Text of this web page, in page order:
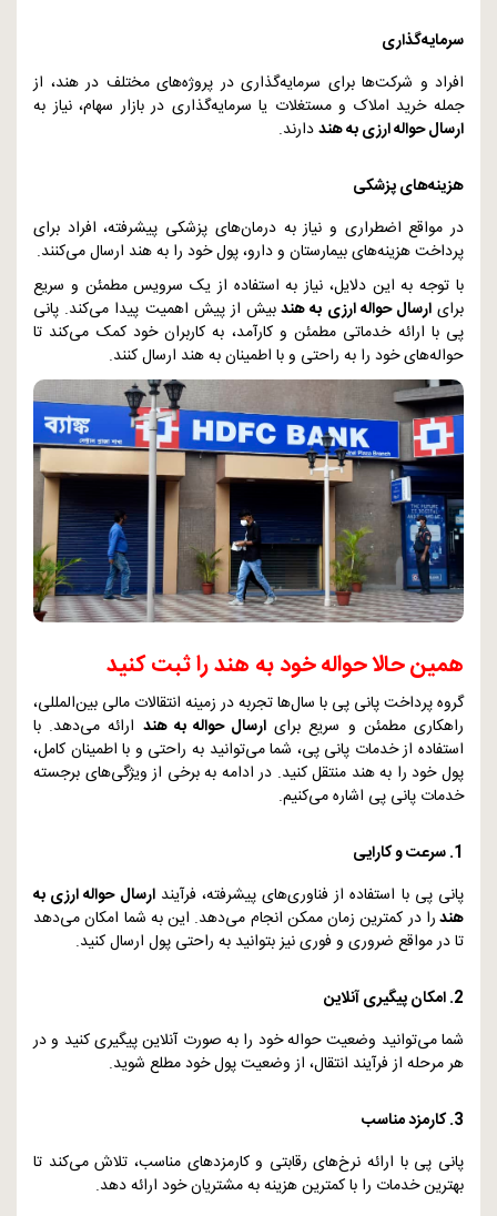
سرمایه‌گذاری
افراد و شرکت‌ها برای سرمایه‌گذاری در پروژه‌های مختلف در هند، از
جمله خرید املاک و مستغلات یا سرمایه‌گذاری در بازار سهام، نیاز به
ارسال حواله ارزی به هنددارند.
هزینه‌های پزشکی
در مواقع اضطراری و نیاز به درمان‌های پزشکی پیشرفته، افراد برای
پرداخت هزینه‌های بیمارستان و دارو، پول خود را به هند ارسال می‌کنند.
با توجه به این دلایل، نیاز به استفاده از یک سرویس مطمئن و سریع
برایارسال حواله ارزی به هندبیش از پیش اهمیت پیدا می‌کند. پانی
پی با ارائه خدماتی مطمئن و کارآمد، به کاربران خود کمک می‌کند تا
حواله‌های خود را به راحتی و با اطمینان به هند ارسال کنند.
همین حالا حواله خود به هند را ثبت کنید
گروه پرداخت پانی پی با سال‌ها تجربه در زمینه انتقالات مالی بین‌المللی،
راهکاری مطمئن و سریع برای ارسال حواله به هند ارائه می‌دهد. با
استفاده از خدمات پانی پی، شما می‌توانید به راحتی و با اطمینان کامل،
پول خود را به هند منتقل کنید. در ادامه به برخی از ویژگی‌های برجسته
خدمات پانی پی اشاره می‌کنیم.
1. سرعت و کارایی
پانی پی با استفاده از فناوری‌های پیشرفته، فرآیندارسال حواله ارزی به
هندرا در کمترین زمان ممکن انجام می‌دهد. این به شما امکان می‌دهد
تا در مواقع ضروری و فوری نیز بتوانید به راحتی پول ارسال کنید.
2. امکان پیگیری آنلاین
شما می‌توانید وضعیت حواله خود را به صورت آنلاین پیگیری کنید و در
هر مرحله از فرآیند انتقال، از وضعیت پول خود مطلع شوید.
3. کارمزد مناسب
پانی پی با ارائه نرخ‌های رقابتی و کارمزدهای مناسب، تلاش می‌کند تا
بهترین خدمات را با کمترین هزینه به مشتریان خود ارائه دهد.